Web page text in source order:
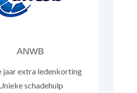
ANWB
jaar extra ledenkorting
schadehulp